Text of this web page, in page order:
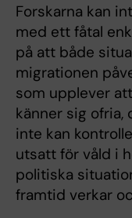
Forskarna kan
med ett fåtal
på att både
migrationen
som upplever
känner sig
inte kan
utsatt för våld i
politiska
framtid verkar